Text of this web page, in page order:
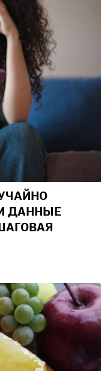
ДАННЫЕ